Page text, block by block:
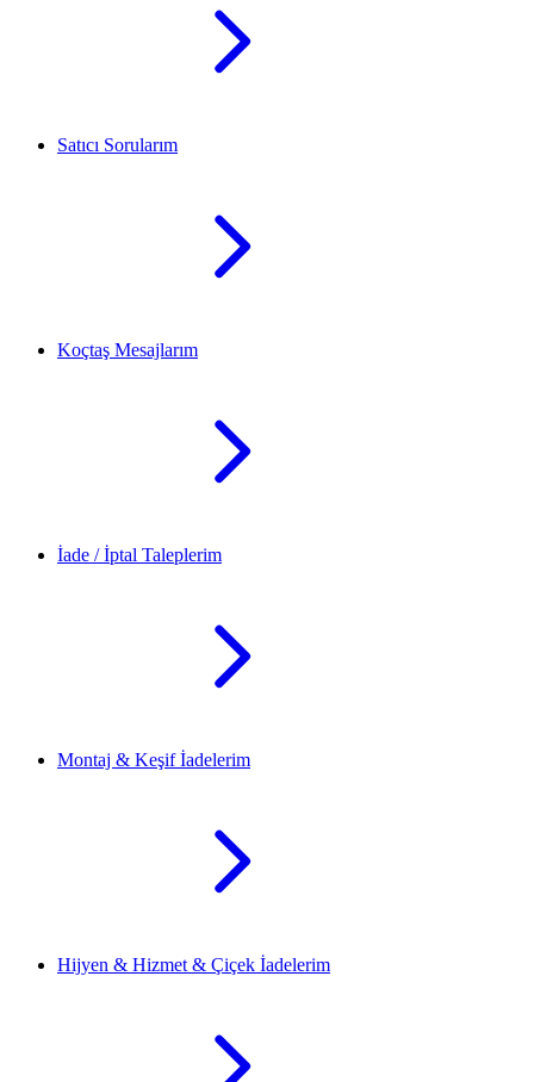
Satıcı Sorularım
Koçtaş Mesajlarım
İade / İptal Taleplerim
Montaj & Keşif İadelerim
Hijyen & Hizmet & Çiçek İadelerim